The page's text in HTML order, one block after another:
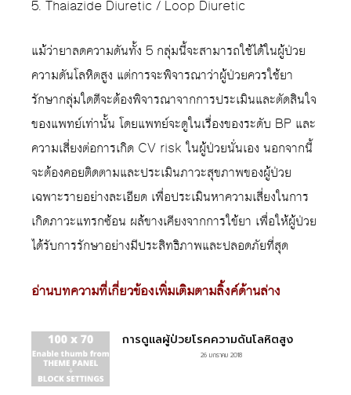
5. Thaiazide Diuretic / Loop Diuretic
แม้ว่ายาลดความดันทั้ง 5 กลุ่มนี้จะสามารถใช้ได้ในผู้ป่วย
ความดันโลหิตสูง แต่การจะพิจารณาว่าผู้ป่วยควรใช้ยา
รักษากลุ่มใดดีจะต้องพิจารณาจากการประเมินและตัดสินใจ
ของแพทย์เท่านั้น โดยแพทย์จะดูในเรื่องของระดับ BP และ
ความเสี่ยงต่อการเกิด CV risk ในผู้ป่วยนั่นเอง นอกจากนี้
จะต้องคอยติดตามและประเมินภาวะสุขภาพของผู้ป่วย
เฉพาะรายอย่างละเอียด เพื่อประเมินหาความเสี่ยงในการ
เกิดภาวะแทรกซ้อน ผล้ขางเคียงจากการใข้ยา เพื่อให้ผู้ป่วย
ได้รับการรักษาอย่างมีประสิทธิภาพและปลอดภัยที่สุด
อ่านบทความที่เกี่ยวข้องเพิ่มเติมตามลิ้งค์ด้านล่าง
การดูแลผู้ป่วยโรคความดันโลหิตสูง
26 มกราคม 2018